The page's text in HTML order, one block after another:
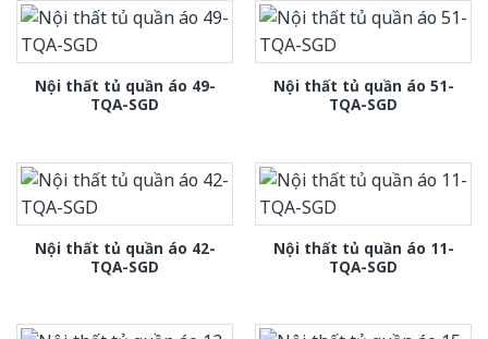
Nội thất tủ quần áo 49-
TQA-SGD
Nội thất tủ quần áo 51-
TQA-SGD
Nội thất tủ quần áo 42-
TQA-SGD
Nội thất tủ quần áo 11-
TQA-SGD